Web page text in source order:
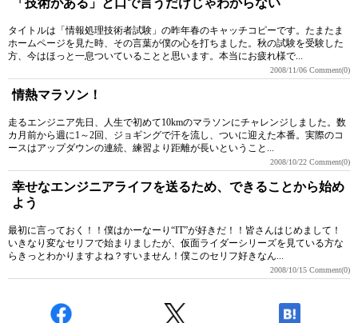
「技術がある」と口で言うだけじゃわからない
タイトルは「情報処理技術者試験」の昨年春のキャッチコピーです。たまたま
ホームページを見た時、その言葉が僕の心を打ちました。秋の試験を受験した
方、今はほっと一息ついていることと思います。本当にお疲れ様で...
2008/11/06 Comment(0)
情熱マラソン！
走るエンジニア先日、人生で初めて10kmのマラソンにチャレンジしました。数
カ月前から週に1～2回、ジョギングで汗を流し、ついに迎えた本番。実際のコ
ースはアップダウンの連続、練習より距離が長いということ...
2008/10/22 Comment(0)
幸せなエンジニアライフを送るため、できることから始め
よう
最初に言っておく！！僕はかーなーり“IT”が好きだ！！皆さんはじめまして！
いきなり変なセリフで始まりましたが、仮面ライダーシリーズを見ている方な
らきっとわかりますよね？すいません！僕このセリフ好きなん...
2008/10/15 Comment(0)